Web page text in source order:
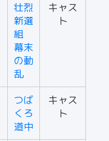
壮烈
新選
組
幕末
の動
乱
キャス
ト
つば
くろ
道中
キャス
ト